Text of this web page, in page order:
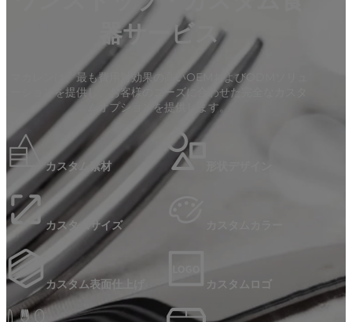
器サービス
マカレンは、最も費用対効果の高いOEMおよびODMソリュ
ーションを提供し、お客様のニーズに合わせた完全なカスタ
ムオプションを提供します。
カスタム素材
カスタムサイズ
カスタム表面仕上げ カスタムロゴ